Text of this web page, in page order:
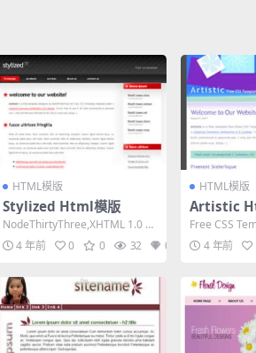
HTML模版
Stylized Html模版
NodeThirtyThree,XHTML 1.0 St
rict,Fixed W...
4 年前 0 0 32 0
HTML模版
Artistic
Free CSS
Strict,Fixe...
4 年前